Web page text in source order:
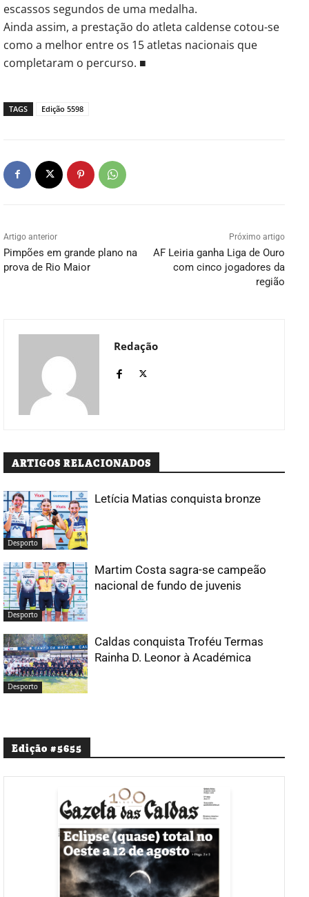
escassos segundos de uma medalha.
Ainda assim, a prestação do atleta caldense cotou-se
como a melhor entre os 15 atletas nacionais que
completaram o percurso. ■
TAGS Edição 5598
Artigo anterior
Pimpões em grande plano na
prova de Rio Maior
Próximo artigo
AF Leiria ganha Liga de Ouro
com cinco jogadores da
região
Redação
ARTIGOS RELACIONADOS
Desporto
Letícia Matias conquista bronze
Desporto
Martim Costa sagra-se campeão
nacional de fundo de juvenis
Desporto
Caldas conquista Troféu Termas
Rainha D. Leonor à Académica
Edição #5655